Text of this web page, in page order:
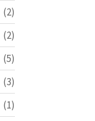
(2)
(2)
(5)
(3)
(1)